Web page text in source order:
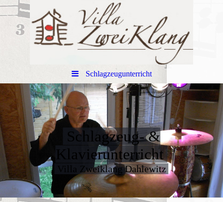
Schlagzeugunterricht
Schlagzeug- &
Klavierunterricht
Villa Zweiklang Dahlewitz